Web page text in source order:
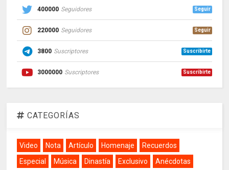
400000 Seguidores Seguir
220000 Seguidores Seguir
3800 Suscriptores Suscribirte
3000000 Suscriptores Suscribirte
CATEGORÍAS
Video Nota Artículo Homenaje
Recuerdos
Especial
Música Dinastía Exclusivo
Anécdotas